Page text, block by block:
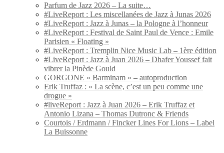
Parfum de Jazz 2026 – La suite…
#LiveReport : Les miscellanées de Jazz à Junas 2026
#LiveReport : Jazz à Junas – la Pologne à l’honneur
#LiveReport : Festival de Saint Paul de Vence : Emile
Parisien « Floating »
#LiveReport : Tremplin Nice Music Lab – 1ère édition
#LiveReport : Jazz à Juan 2026 – Dhafer Youssef fait
vibrer la Pinède Gould
GORGONE « Barminam » – autoproduction
Erik Truffaz : « La scène, c’est un peu comme une
drogue »
#liveReport : Jazz à Juan 2026 – Erik Truffaz et
Antonio Lizana – Thomas Dutronc & Friends
Courtois / Erdmann / Fincker Lines For Lions – Label
La Buissonne